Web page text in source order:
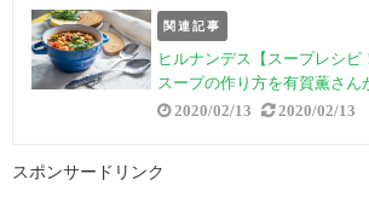
関連記事
ヒルナンデス【スープレシピ
スープの作り方を有賀薫さん
2020/02/13 2020/02/13
スポンサードリンク